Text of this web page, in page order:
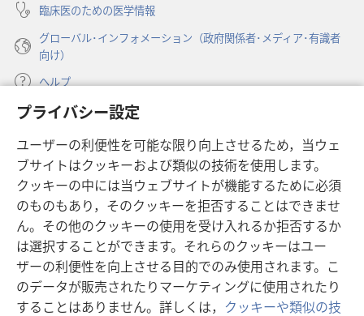
プライバシー設定
ユーザーの利便性を可能な限り向上させるため，当ウェ
ブサイトはクッキーおよび類似の技術を使用します。
クッキーの中には当ウェブサイトが機能するために必須
のものもあり，そのクッキーを拒否することはできませ
ん。その他のクッキーの使用を受け入れるか拒否するか
は選択することができます。それらのクッキーはユー
ザーの利便性を向上させる目的でのみ使用されます。こ
のデータが販売されたりマーケティングに使用されたり
することはありません。詳しくは， クッキーや類似の技
臨床医のための医学情報
グローバル･インフォメーション（政府関係者･メディア･有識者
向け）
ヘルプ
寄付
し
い
タ
ブ
で
開
く）
ものみの塔 オンライン・ライブラリー
（新
し
い
タ
ブ
で
開
く）
JW Hub ®
（新
し
い
タ
ブ
で
JW Library ®
Watchtower Library®